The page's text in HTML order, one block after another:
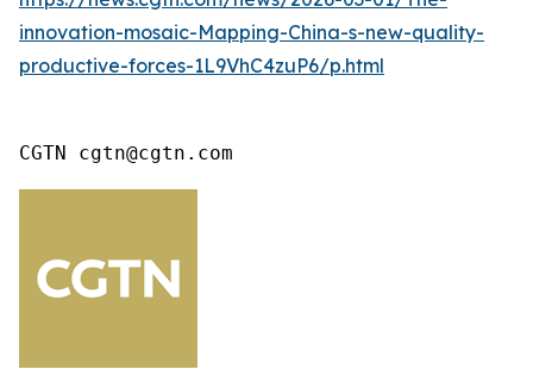
innovation-mosaic-Mapping-China-s-new-quality-
productive-forces-1L9VhC4zuP6/p.html
CGTN cgtn@cgtn.com